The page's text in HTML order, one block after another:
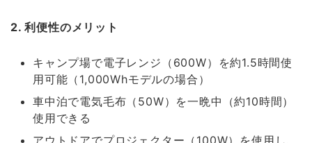
2. 利便性のメリット
キャンプ場で電子レンジ（600W）を約1.5時間使
用可能（1,000Whモデルの場合）
車中泊で電気毛布（50W）を一晩中（約10時間）
使用できる